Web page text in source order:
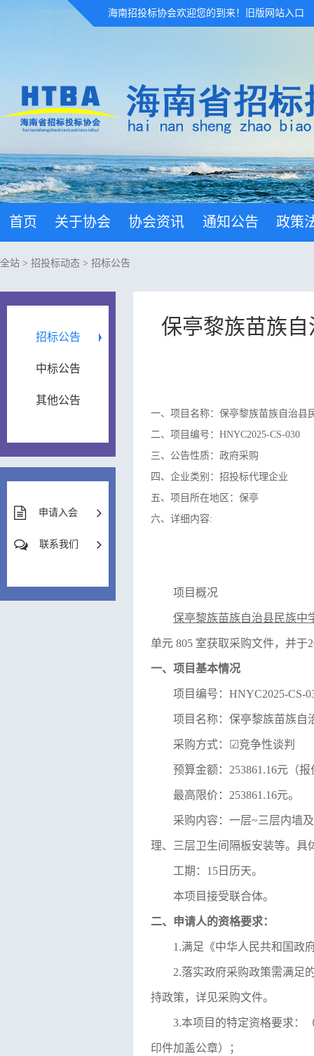
海南招投标协会欢迎您的到来！ 旧版网站入口
首页 关于协会 协会资讯 通知公告 政策
全站 > 招投标动态 > 招标公告
招标公告
中标公告
其他公告
申请入会
联系我们
保亭黎族苗族
一、项目名称：保亭黎族苗族自治县
二、项目编号：HNYC2025-CS-030
三、公告性质：政府采购
四、企业类别：招投标代理企业
五、项目所在地区：保亭
六、详细内容:
项目概况
保亭黎族苗族自治县民族中
单元 805 室获取采购文件，并于
一、项目基本情况
项目编号： HNYC2025-CS-
项目名称： 保亭黎族苗族自
采购方式： ☑竞争性谈判
预算金额： 253861.16元（报
最高限价： 253861.16元。
采购内容 ：一层~三层内墙
理、三层卫生间隔板安装等。 具
工期： 15日历天。
本项目接受联合体。
二、申请人的资格要求：
1.满足《中华人民共和国政
2.落实政府采购政策需满足
持政策，详见采购文件。
3.本项目的特定资格要求：
印件加盖公章）；